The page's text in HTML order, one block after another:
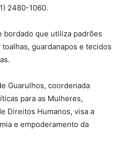
2480-1060.
bordado que utiliza padrões
guardanapos e tecidos
Guarulhos, coordenada
para as Mulheres,
Direitos Humanos, visa a
e empoderamento da